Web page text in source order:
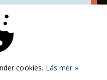
sparas.
cookies. Läs mer »